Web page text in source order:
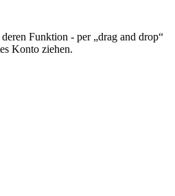
Funktion - per „drag and drop“
Konto ziehen.